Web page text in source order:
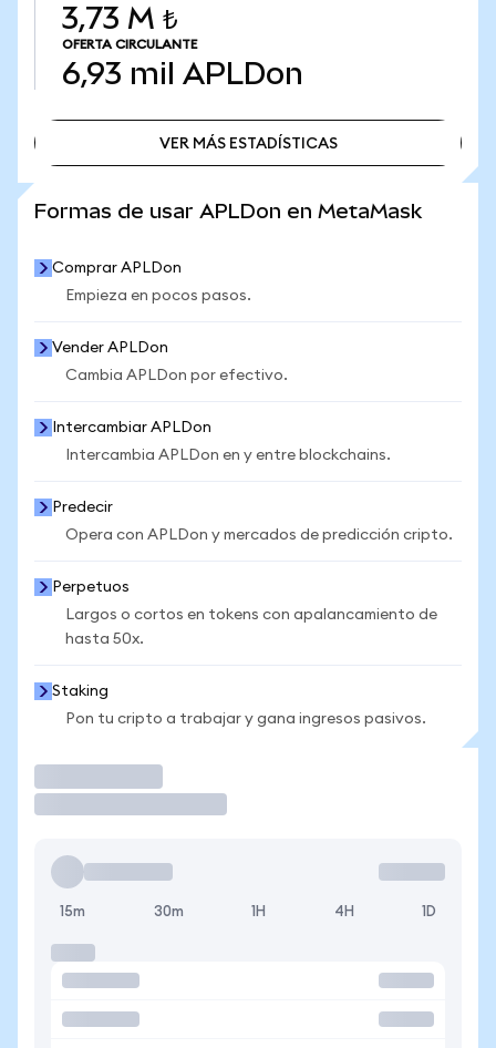
3,73 M ₺
OFERTA CIRCULANTE
6,93 mil APLDon
VER MÁS ESTADÍSTICAS
Formas de usar APLDon en MetaMask
Comprar APLDon
Empieza en pocos pasos.
Vender APLDon
Cambia APLDon por efectivo.
Intercambiar APLDon
Intercambia APLDon en y entre blockchains.
Predecir
Opera con APLDon y mercados de predicción cripto.
Perpetuos
Largos o cortos en tokens con apalancamiento de
hasta 50x.
Staking
Pon tu cripto a trabajar y gana ingresos pasivos.
15m 30m 1H 4H 1D